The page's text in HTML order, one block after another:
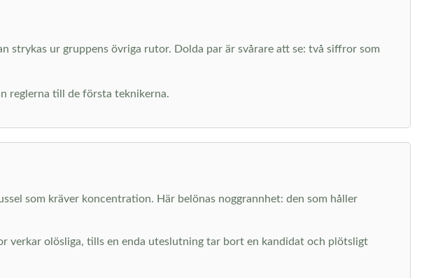
strykas ur gruppens övriga rutor. Dolda par är svårare att se: två siffror som
reglerna till de första teknikerna.
som kräver koncentration. Här belönas noggrannhet: den som håller
verkar olösliga, tills en enda uteslutning tar bort en kandidat och plötsligt